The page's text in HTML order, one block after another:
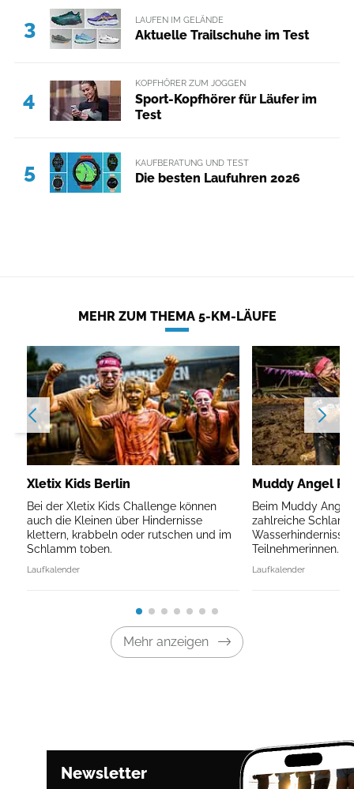
3 LAUFEN IM GELÄNDE
Aktuelle Trailschuhe im Test
4
KOPFHÖRER ZUM JOGGEN
Sport-Kopfhörer für Läufer im
Test
5 KAUFBERATUNG UND TEST
Die besten Laufuhren 2026
MEHR ZUM THEMA 5-KM-LÄUFE
Xletix Kids Berlin
Bei der Xletix Kids Challenge können
auch die Kleinen über Hindernisse
klettern, krabbeln oder rutschen und im
Schlamm toben.
Laufkalender
Muddy Angel
Beim Muddy
zahlreiche
Wasserhindernisse
Teilnehmerinnen.
Laufkalender
Mehr anzeigen
Newsletter